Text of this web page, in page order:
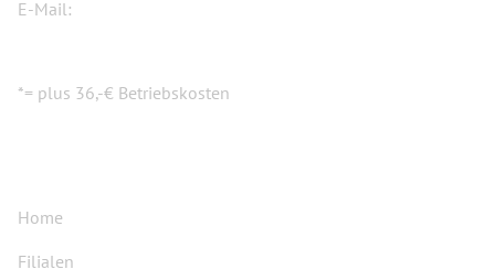
E-Mail:
*= plus 36,-€ Betriebskosten
Home
Filialen